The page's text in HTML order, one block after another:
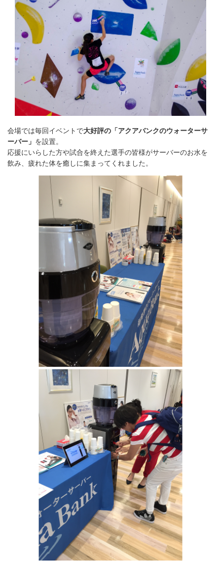
会場では毎回イベントで大好評の「アクアバンクのウォーターサ
ーバー」 を設置。
応援にいらした方や試合を終えた選手の皆様がサーバーのお水を
飲み、疲れた体を癒しに集まってくれました。